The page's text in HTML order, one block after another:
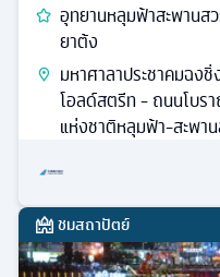
อุทยานหลุมฟ้าสะพานส
ยาต้ง
มหาศาลาประชาคมฉง
โอลด์สตรีท - ถนนโบร
แห่งชาติหลุมฟ้า-สะพา
ชมสถาปัตย์